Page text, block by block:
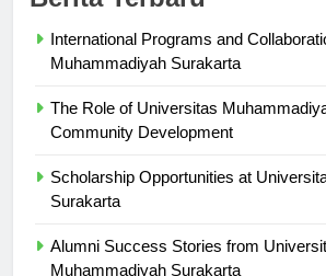
Berita Terbaru
International Programs and
The Role of Universitas
Scholarship Opportunities at
Alumni Success Stories from